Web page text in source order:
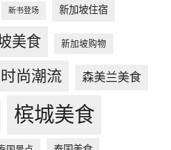
新书登场 新加坡住宿
美食 新加坡购物
时尚潮流 森美兰美食
槟城美食